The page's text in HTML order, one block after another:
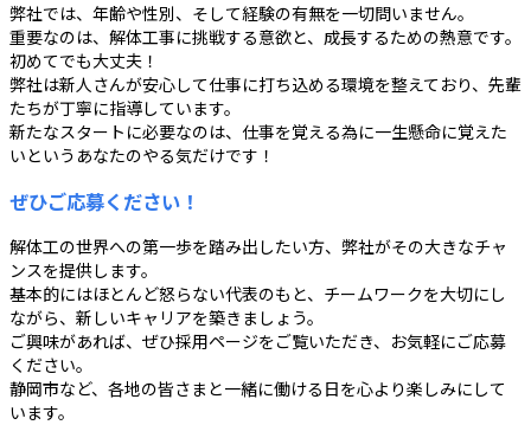
弊社では、年齢や性別、そして経験の有無を一切問いません。
重要なのは、解体工事に挑戦する意欲と、成長するための熱意です。
初めてでも大丈夫！
弊社は新人さんが安心して仕事に打ち込める環境を整えており、先輩
たちが丁寧に指導しています。
新たなスタートに必要なのは、仕事を覚える為に一生懸命に覚えた
いというあなたのやる気だけです！
ぜひご応募ください！
解体工の世界への第一歩を踏み出したい方、弊社がその大きなチャ
ンスを提供します。
基本的にはほとんど怒らない代表のもと、チームワークを大切にし
ながら、新しいキャリアを築きましょう。
ご興味があれば、ぜひ採用ページをご覧いただき、お気軽にご応募
ください。
静岡市など、各地の皆さまと一緒に働ける日を心より楽しみにして
います。